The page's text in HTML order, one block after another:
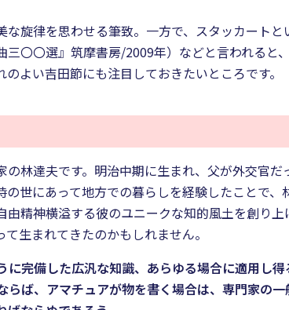
旋律を思わせる筆致。一方で、スタッカートと
〇〇選』筑摩書房/2009年）などと言われると
よい吉田節にも注目しておきたいところです。
林達夫です。明治中期に生まれ、父が外交官だ
世にあって地方での暮らしを経験したことで、
精神横溢する彼のユニークな知的風土を創り上
生まれてきたのかもしれません。
完備した広汎な知識、あらゆる場合に適用し
ば、アマチュアが物を書く場合は、専門家の